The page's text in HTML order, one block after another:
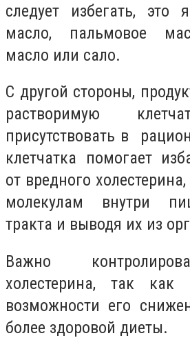
следует избегать, это
масло, пальмовое
масло или сало.
С другой стороны,
растворимую
присутствовать в
клетчатка помогает
от вредного
молекулам внутри
тракта и выводя их из
Важно
холестерина, так как
возможности его
более здоровой диеты.